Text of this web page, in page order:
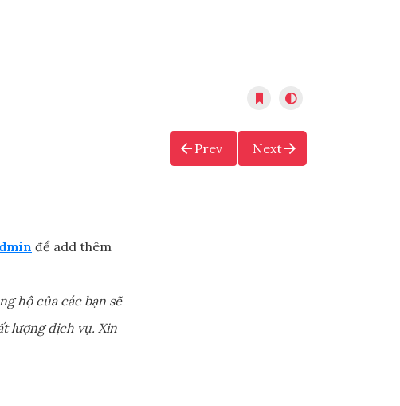
Prev Next
để add thêm
hộ của các bạn sẽ
lượng dịch vụ. Xin